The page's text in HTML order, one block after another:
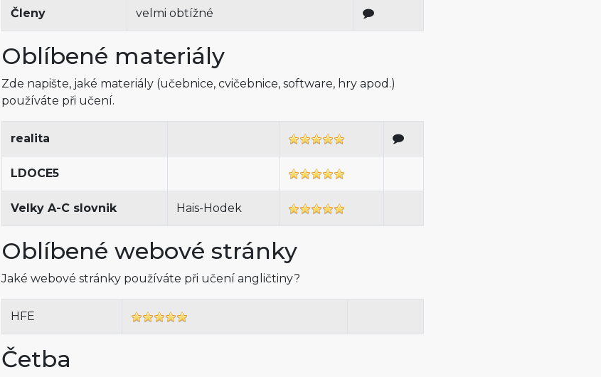
Členy velmi obtížné
Oblíbené materiály
Zde napište, jaké materiály (učebnice, cvičebnice, software, hry apod.)
používáte při učení.
realita
LDOCE5
Velky A-C slovnik Hais-Hodek
Oblíbené webové stránky
Jaké webové stránky používáte při učení angličtiny?
HFE
Četba